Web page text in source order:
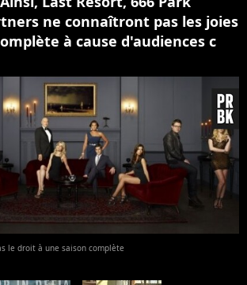
ne connaîtront pas les joies
à cause d'audiences c
le droit à une saison complète